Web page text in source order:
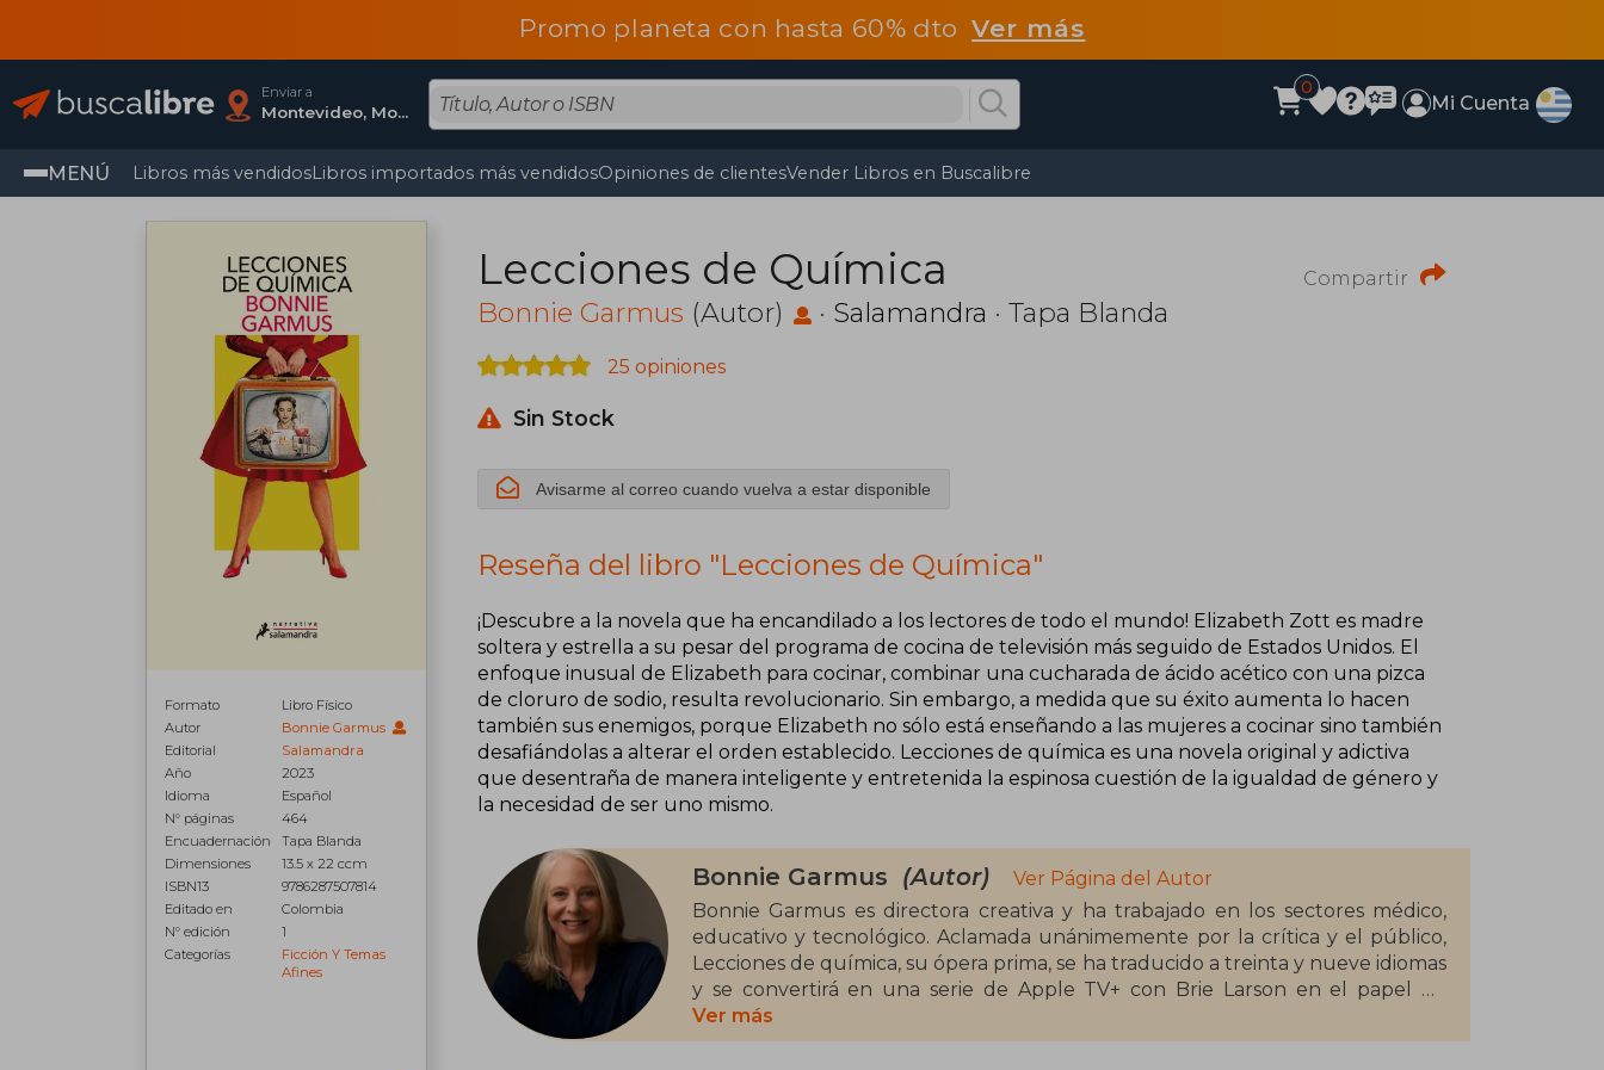
Promo planeta con hasta 60% dtoVer más
Enviar a
Montevideo, Montevideo
0
Mi Cuenta
MENÚ Libros más vendidosLibros importados más vendidosOpiniones de clientesVender Libros en Buscalibre
Formato
Libro Físico
Autor
Bonnie Garmus
Editorial
Salamandra
Año
2023
Idioma
Español
N° páginas
464
Encuadernación
Tapa Blanda
Dimensiones
13.5 x 22 ccm
ISBN13
9786287507814
Editado en
Colombia
N° edición
1
Categorías
Ficción Y Temas
Afines
Compartir
Lecciones de Química
Bonnie Garmus (Autor) · Salamandra · Tapa Blanda
25 opiniones
Sin Stock
Avisarme al correo cuando vuelva a estar disponible
Reseña del libro "Lecciones de Química"
¡Descubre a la novela que ha encandilado a los lectores de todo el mundo! Elizabeth Zott es madre
soltera y estrella a su pesar del programa de cocina de televisión más seguido de Estados Unidos. El
enfoque inusual de Elizabeth para cocinar, combinar una cucharada de ácido acético con una pizca
de cloruro de sodio, resulta revolucionario. Sin embargo, a medida que su éxito aumenta lo hacen
también sus enemigos, porque Elizabeth no sólo está enseñando a las mujeres a cocinar sino también
desafiándolas a alterar el orden establecido. Lecciones de química es una novela original y adictiva
que desentraña de manera inteligente y entretenida la espinosa cuestión de la igualdad de género y
la necesidad de ser uno mismo.
Bonnie Garmus (Autor)
Ver Página del Autor
Bonnie Garmus es directora creativa y ha trabajado en los sectores médico,
educativo y tecnológico. Aclamada unánimemente por la crítica y el público,
Lecciones de química, su ópera prima, se ha traducido a treinta y nueve idiomas
y se convertirá en una serie de Apple TV+ con Brie Larson en el papel de
Elizabeth Zott. Nacida en California, Bonnie Garmus reside en la actualidad en
Londres con su marido y su perro 99.
Ver más